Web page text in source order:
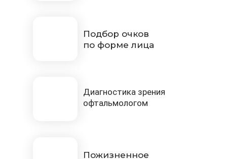
Подбор очков
по форме лица
Пожизненное
Диагностика зрения
офтальмологом